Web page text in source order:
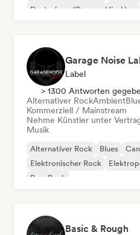
Deutschrap/German Hip-Hop
Garage Noise
Label
> 1300 Antworten
Alternativer RockAmbient
Kommerziell / Mainstream
Nehme Künstler unter
Musik
Alternativer Rock Blues
Elektronischer Rock
Pop-Rock
Basic & Rough